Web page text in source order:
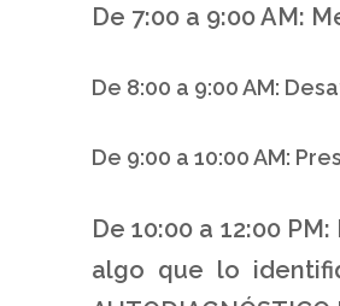
De 7:00 a 9:00 AM:
De 8:00 a 9:00 AM:
De 9:00 a 10:00 AM:
De 10:00 a 12:00
algo que lo